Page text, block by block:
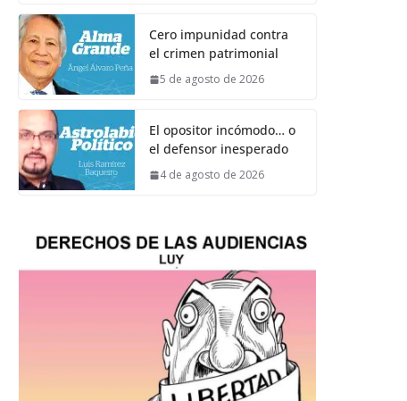
Cero impunidad contra
el crimen patrimonial
5 de agosto de 2026
El opositor incómodo… o
el defensor inesperado
4 de agosto de 2026